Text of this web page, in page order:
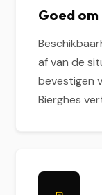
Goed
af van de
bevestigen
Bierghes